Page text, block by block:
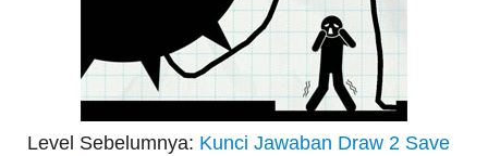
Level Sebelumnya: Kunci Jawaban Draw 2 Save